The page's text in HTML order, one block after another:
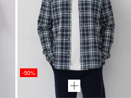
-50%